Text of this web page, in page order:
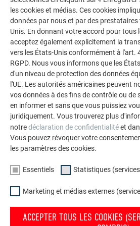
La galerie de références PREFA
polyvalence de l’aluminium.
impressionnants avec les
durables de PREFA pour toitures,
façades.
VOIR DAVANTAGE DE RÉFÉRENCES
les cookies et médias. Ces cookies
données par nous et par des
Unis. En donnant votre accord pour tous
acceptez également explicitement la
vers les États-Unis conformément à l'art.
RGPD. Nous vous informons que les
d'un niveau de protection des données
l'UE. Les autorités américaines peuvent
vos données à des fins de contrôle ou de
en informer et sans que vous puissiez
juridiquement. Vous trouverez plus
notredéclaration de confidentialitéet
Vous pouvez révoquer votre
les paramètres des cookies.
Essentiels Statistiques
Marketing et médias externes
ACCEPTER TOUS LES COOKIES